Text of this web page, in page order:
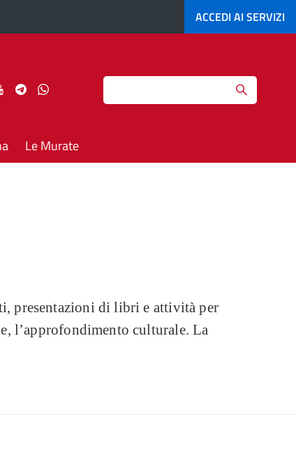
ACCEDI AI SERVIZI
SeguiciSeguiciSeguici
Search
Le Murate
presentazioni di libri e attività per
l’approfondimento culturale. La